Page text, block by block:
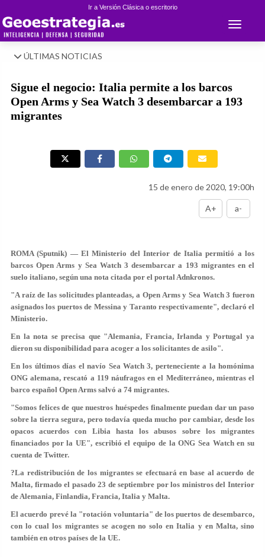
Ir a Versión Clásica o escritorio
Toggle
ÚLTIMAS NOTICIAS
Sigue el negocio: Italia permite a los barcos
Open Arms y Sea Watch 3 desembarcar a 193
migrantes
15 de enero de 2020, 19:00h
A+ a-
ROMA (Sputnik) — El Ministerio del Interior de Italia permitió a los
barcos Open Arms y Sea Watch 3 desembarcar a 193 migrantes en el
suelo italiano, según una nota citada por el portal Adnkronos.
"A raíz de las solicitudes planteadas, a Open Arms y Sea Watch 3 fueron
asignados los puertos de Messina y Taranto respectivamente", declaró el
Ministerio.
En la nota se precisa que "Alemania, Francia, Irlanda y Portugal ya
dieron su disponibilidad para acoger a los solicitantes de asilo".
En los últimos días el navío Sea Watch 3, perteneciente a la homónima
ONG alemana,rescató a 119 náufragos en el Mediterráneo, mientras el
barco español Open Arms salvó a 74 migrantes.
"Somos felices de que nuestros huéspedes finalmente puedan dar un paso
sobre la tierra segura, pero todavía queda mucho por cambiar, desde los
opacos acuerdos con Libia hasta los abusos sobre los migrantes
financiados por la UE", escribió el equipo de la ONG Sea Watch en su
cuenta de Twitter.
?La redistribución de los migrantes se efectuaráen base al acuerdo de
Malta, firmado el pasado 23 de septiembre por los ministros del Interior
de Alemania, Finlandia, Francia, Italia y Malta.
El acuerdo prevé la "rotación voluntaria" de los puertos de desembarco,
con lo cual los migrantes se acogen no solo en Italia y en Malta, sino
también en otros países de la UE.